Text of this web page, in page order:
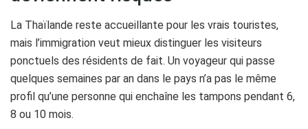
La Thaïlande reste accueillante pour les vrais touristes,
mais l’immigration veut mieux distinguer les visiteurs
ponctuels des résidents de fait. Un voyageur qui passe
quelques semaines par an dans le pays n’a pas le même
profil qu’une personne qui enchaîne les tampons pendant 6,
8 ou 10 mois.